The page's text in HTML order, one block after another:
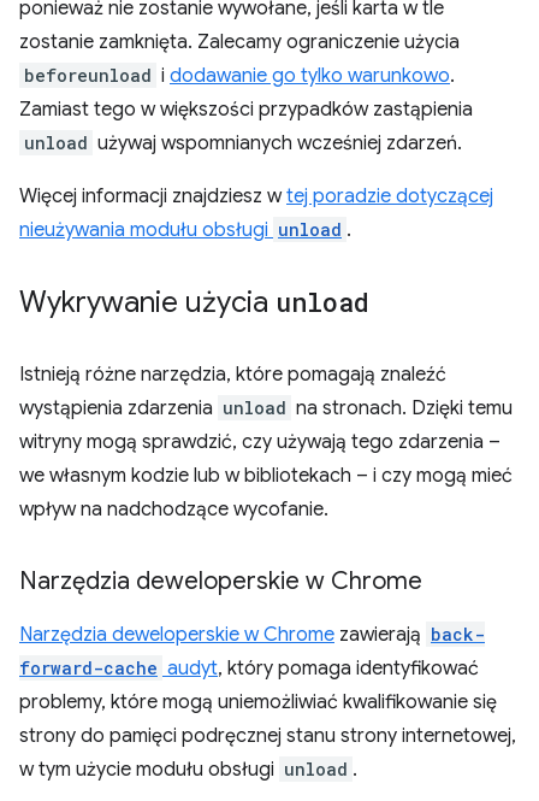
ponieważ nie zostanie wywołane, jeśli karta w tle
zostanie zamknięta. Zalecamy ograniczenie użycia
beforeunload i dodawanie go tylko warunkowo.
Zamiast tego w większości przypadków zastąpienia
unload używaj wspomnianych wcześniej zdarzeń.
Więcej informacji znajdziesz wtej poradzie dotyczącej
nieużywania modułu obsługi unload .
Wykrywanie użycia unload
Istnieją różne narzędzia, które pomagają znaleźć
wystąpienia zdarzenia unload na stronach. Dzięki temu
witryny mogą sprawdzić, czy używają tego zdarzenia –
we własnym kodzie lub w bibliotekach – i czy mogą mieć
wpływ na nadchodzące wycofanie.
Narzędzia deweloperskie w Chrome
Narzędzia deweloperskie w Chrome zawierają back-
forward-cache audyt, który pomaga identyfikować
problemy, które mogą uniemożliwiać kwalifikowanie się
strony do pamięci podręcznej stanu strony internetowej,
w tym użycie modułu obsługi unload .